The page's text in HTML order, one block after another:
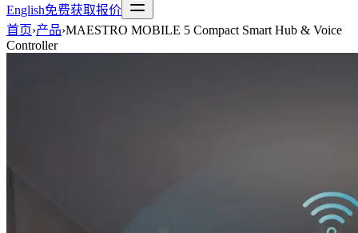
English免费获取报价
首页›产品›MAESTRO MOBILE 5 Compact Smart Hub & Voice
Controller